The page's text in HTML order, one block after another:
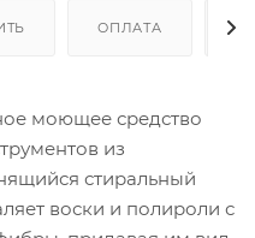
ОПЛАТА
моющее средство
из
стиральный
воски и полироли с